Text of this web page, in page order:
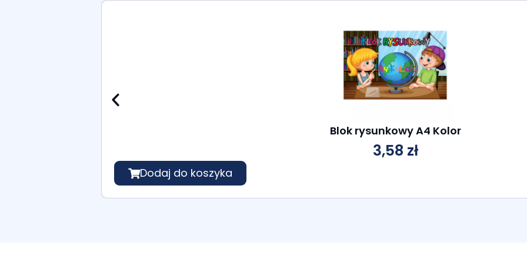
Blok rysunkowy A4 Kolor
3,58 zł
Dodaj do koszyka